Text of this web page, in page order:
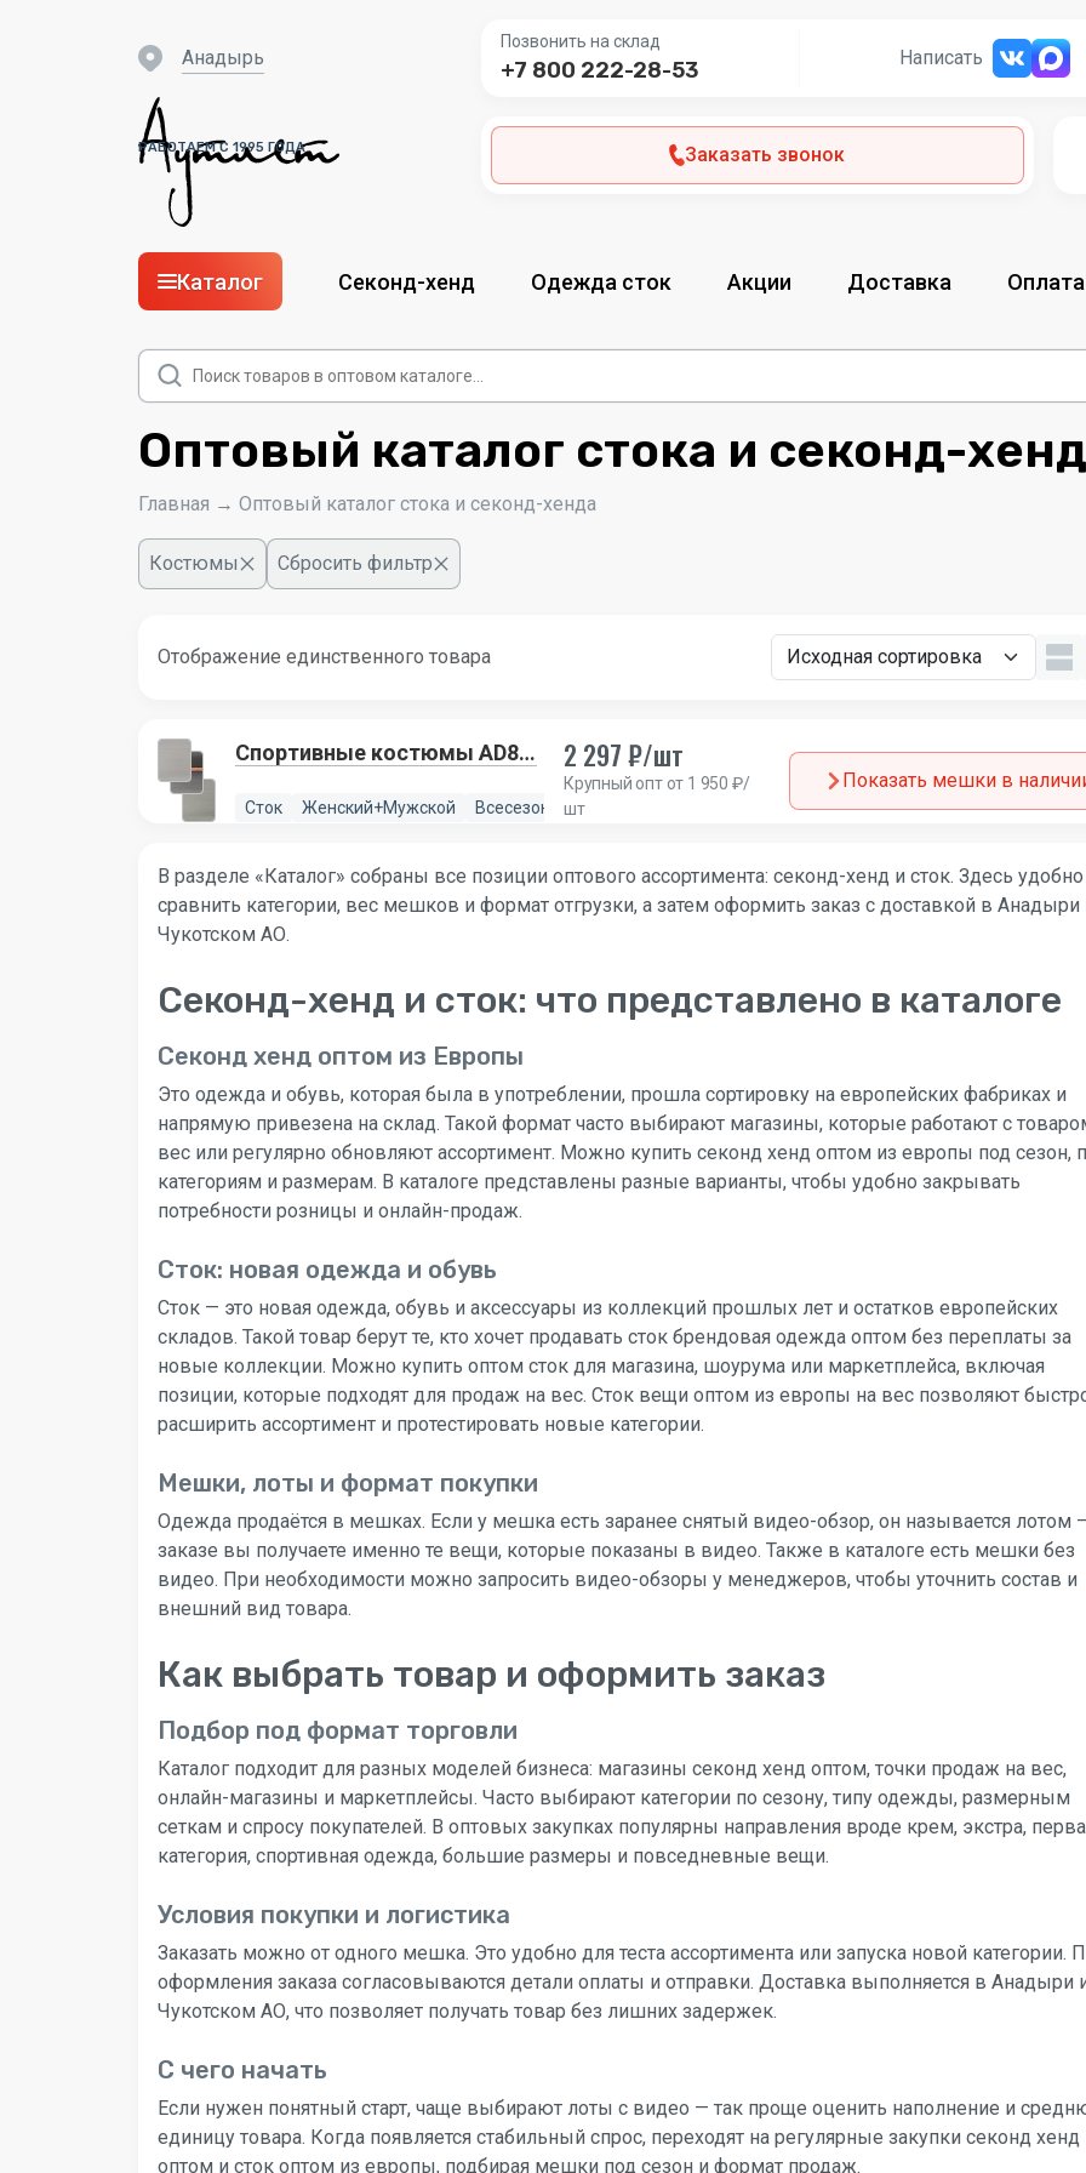
РАБОТАЕМ С 1995 ГОДА
Анадырь
Позвонить на склад
+7 800 222-28-53 Написать
Заказать звонок
Каталог Секонд-хенд Одежда сток Акции Доставка Оплата
Поиск
товаров
Оптовый каталог стока и секонд-
Главная → Оптовый каталог стока и секонд-хенда
Костюмы Сбросить фильтр
Отображение единственного товара
Спортивные костюмы AD83,
Сток Женский+Мужской Всесезон Европа
2 297 ₽/шт
Крупный опт от 1 950 ₽/
шт
Показать мешки в
В разделе «Каталог» собраны все позиции оптового ассортимента: секонд-хенд и сток. Здесь удобно
сравнить категории, вес мешков и формат отгрузки, а затем оформить заказ с доставкой в Анадыри
Чукотском АО.
Секонд-хенд и сток: что представлено в каталоге
Секонд хенд оптом из Европы
Это одежда и обувь, которая была в употреблении, прошла сортировку на европейских фабриках и
напрямую привезена на склад. Такой формат часто выбирают магазины, которые работают с
вес или регулярно обновляют ассортимент. Можно купить секонд хенд оптом из европы под сезон,
категориям и размерам. В каталоге представлены разные варианты, чтобы удобно закрывать
потребности розницы и онлайн-продаж.
Сток: новая одежда и обувь
Сток — это новая одежда, обувь и аксессуары из коллекций прошлых лет и остатков европейских
складов. Такой товар берут те, кто хочет продавать сток брендовая одежда оптом без переплаты за
новые коллекции. Можно купить оптом сток для магазина, шоурума или маркетплейса, включая
позиции, которые подходят для продаж на вес. Сток вещи оптом из европы на вес позволяют
расширить ассортимент и протестировать новые категории.
Мешки, лоты и формат покупки
Одежда продаётся в мешках. Если у мешка есть заранее снятый видео-обзор, он называется лотом
заказе вы получаете именно те вещи, которые показаны в видео. Также в каталоге есть мешки без
видео. При необходимости можно запросить видео-обзоры у менеджеров, чтобы уточнить состав и
внешний вид товара.
Как выбрать товар и оформить заказ
Подбор под формат торговли
Каталог подходит для разных моделей бизнеса: магазины секонд хенд оптом, точки продаж на вес,
онлайн-магазины и маркетплейсы. Часто выбирают категории по сезону, типу одежды, размерным
сеткам и спросу покупателей. В оптовых закупках популярны направления вроде крем, экстра,
категория, спортивная одежда, большие размеры и повседневные вещи.
Условия покупки и логистика
Заказать можно от одного мешка. Это удобно для теста ассортимента или запуска новой категории.
оформления заказа согласовываются детали оплаты и отправки. Доставка выполняется в Анадыри
Чукотском АО, что позволяет получать товар без лишних задержек.
С чего начать
Если нужен понятный старт, чаще выбирают лоты с видео — так проще оценить наполнение и
единицу товара. Когда появляется стабильный спрос, переходят на регулярные закупки секонд хенд
оптом и сток оптом из европы, подбирая мешки под сезон и формат продаж.